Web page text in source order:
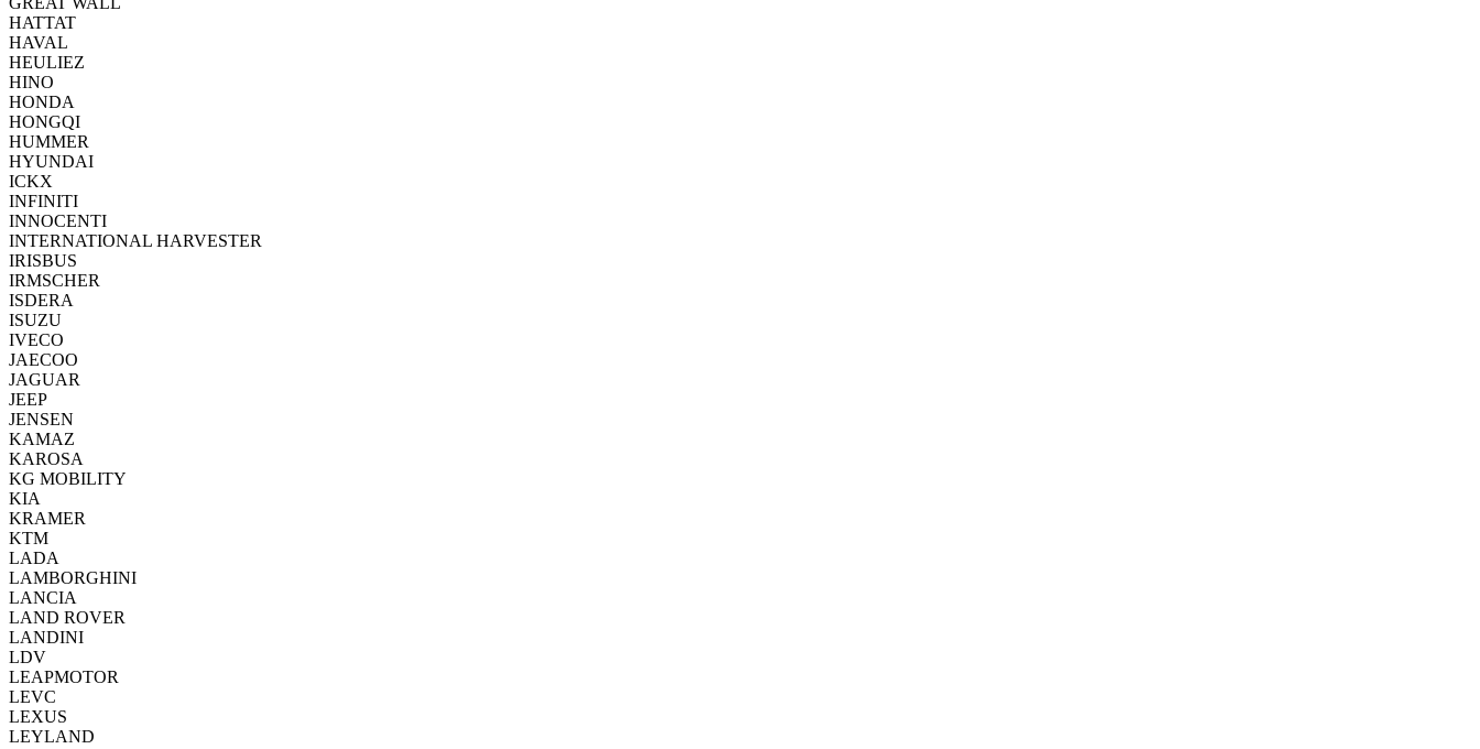
HATTAT
HAVAL
HEULIEZ
HINO
HONDA
HONGQI
HUMMER
HYUNDAI
ICKX
INFINITI
INNOCENTI
INTERNATIONAL HARVESTER
IRISBUS
IRMSCHER
ISDERA
ISUZU
IVECO
JAECOO
JAGUAR
JEEP
JENSEN
KAMAZ
KAROSA
KG MOBILITY
KIA
KRAMER
KTM
LADA
LAMBORGHINI
LANCIA
LAND ROVER
LANDINI
LDV
LEAPMOTOR
LEVC
LEXUS
LEYLAND